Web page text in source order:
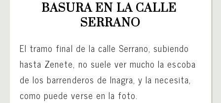
BASURA EN LA CALLE
SERRANO
El tramo final de la calle Serrano, subiendo
hasta Zenete, no suele ver mucho la escoba
de los barrenderos de Inagra, y la necesita,
como puede verse en la foto.